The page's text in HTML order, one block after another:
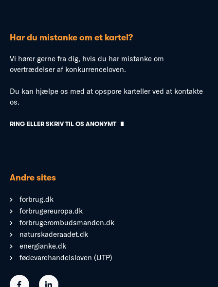
Har du mistanke om et kartel?
Vi hører gerne fra dig, hvis du har mistanke om
overtrædelser af konkurrenceloven.
Du kan hjælpe os med at opspore karteller ved at kontakte
os.
RING ELLER SKRIV TIL OS ANONYMT
Andre sites
forbrug.dk
forbrugereuropa.dk
forbrugerombudsmanden.dk
naturskaderaadet.dk
energianke.dk
fødevarehandelsloven (UTP)